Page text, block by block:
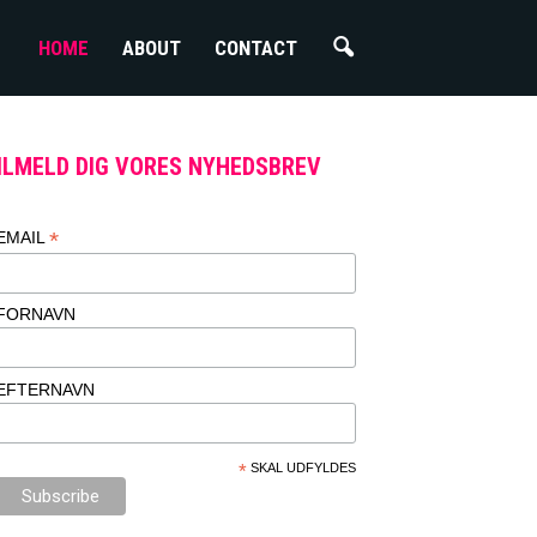
HOME ABOUT CONTACT
DIG VORES NYHEDSBREV
*
* SKAL UDFYLDES